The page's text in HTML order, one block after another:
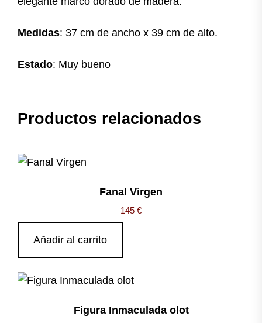
Medidas: 37 cm de ancho x 39 cm de alto.
Estado: Muy bueno
Productos relacionados
Fanal Virgen
145 €
Añadir al carrito
Figura Inmaculada olot